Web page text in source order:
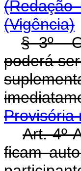
(Vigência)
§ 3ºO
poderá
Provisória
Art. 4º-
ficam